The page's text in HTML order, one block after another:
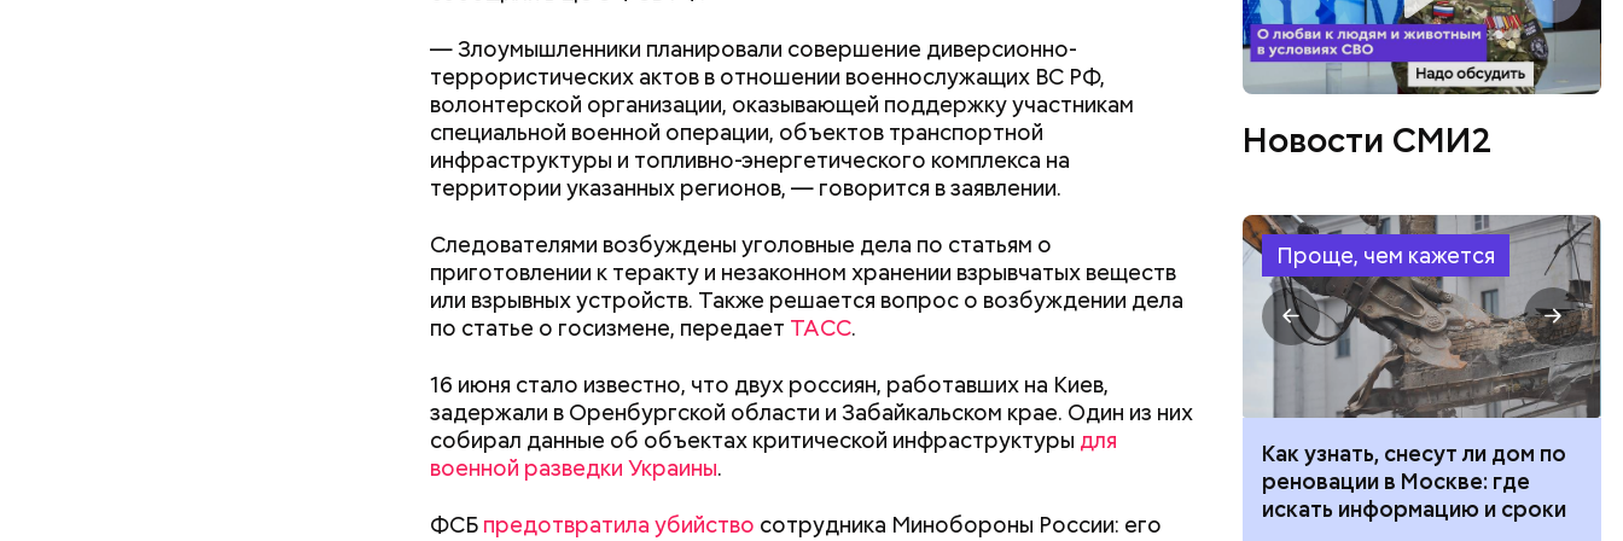
— Злоумышленники планировали совершение диверсионно-
террористических актов в отношении военнослужащих ВС РФ,
волонтерской организации, оказывающей поддержку участникам
специальной военной операции, объектов транспортной
инфраструктуры и топливно-энергетического комплекса на
территории указанных регионов, — говорится в заявлении.
Следователями возбуждены уголовные дела по статьям о
приготовлении к теракту и незаконном хранении взрывчатых веществ
или взрывных устройств. Также решается вопрос о возбуждении дела
по статье о госизмене, передает ТАСС.
16 июня стало известно, что двух россиян, работавших на Киев,
задержали в Оренбургской области и Забайкальском крае. Один из них
собирал данные об объектах критической инфраструктуры для
военной разведки Украины.
ФСБ предотвратила убийство сотрудника Минобороны России: его
Следователи считали, что в период с 2019 по 2021 год Гасанов
деньги он якобы распределил между родственниками и собственными
счетами.
Кто еще был жертвой Миссюры Новости СМИ2
Проще, чем кажется
Как поменять батареи дома и
не получить штраф
Как получить до 100 тысяч
трудной ситуации: кто может
Как узнать, снесут ли дом по
реновации в Москве: где
искать информацию и сроки